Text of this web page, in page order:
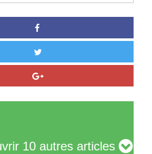
10 autres articles